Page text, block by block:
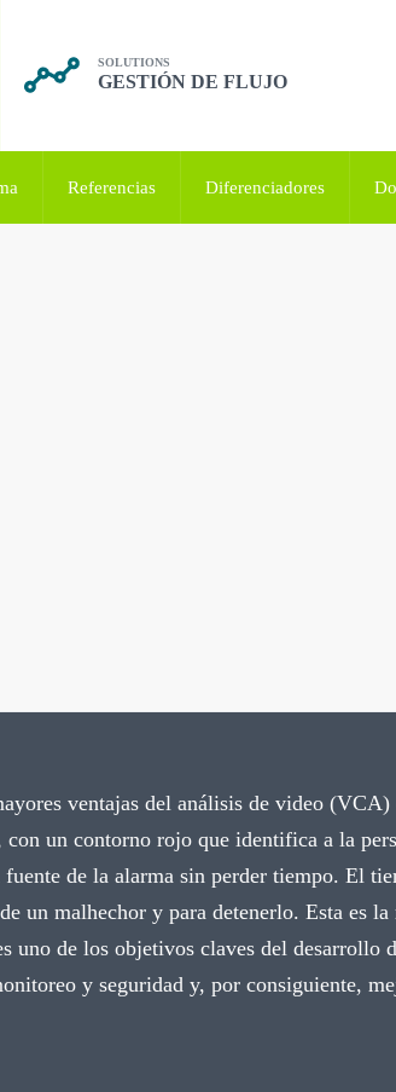
SOLUTIONS
GESTIÓN DE FLUJO
Referencias Diferenciadores
ventajas del análisis de video
un contorno rojo que identifica a la
de la alarma sin perder tiempo. El
un malhechor y para detenerlo. Esta es
uno de los objetivos claves del desarrollo
y seguridad y, por consiguiente,